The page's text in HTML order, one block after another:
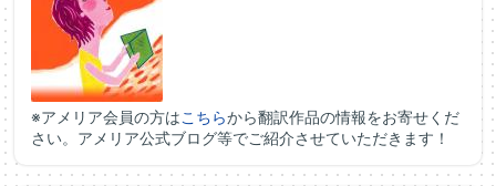
※アメリア会員の方はこちらから翻訳作品の情報をお寄せくだ
さい。アメリア公式ブログ等でご紹介させていただきます！